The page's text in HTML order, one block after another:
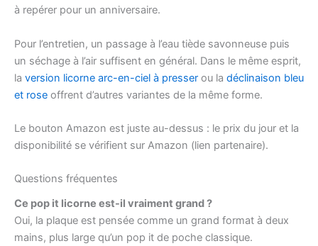
à repérer pour un anniversaire.
Pour l’entretien, un passage à l’eau tiède savonneuse puis
un séchage à l’air suffisent en général. Dans le même esprit,
la version licorne arc-en-ciel à presser ou la déclinaison bleu
et rose offrent d’autres variantes de la même forme.
Le bouton Amazon est juste au-dessus : le prix du jour et la
disponibilité se vérifient sur Amazon (lien partenaire).
Questions fréquentes
Ce pop it licorne est-il vraiment grand ?
Oui, la plaque est pensée comme un grand format à deux
mains, plus large qu’un pop it de poche classique.